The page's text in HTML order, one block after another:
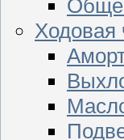
Ходовая